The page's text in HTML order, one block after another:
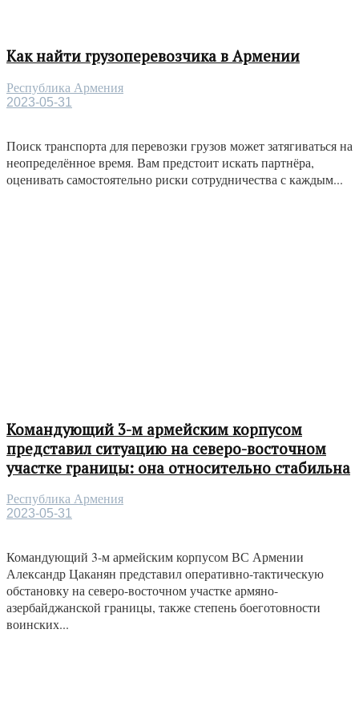
Как найти грузоперевозчика в Армении
Республика Армения
2023-05-31
Поиск транспорта для перевозки грузов может затягиваться на
неопределённое время. Вам предстоит искать партнёра,
оценивать самостоятельно риски сотрудничества с каждым...
Командующий 3-м армейским корпусом
представил ситуацию на северо-восточном
участке границы: она относительно стабильна
Республика Армения
2023-05-31
Командующий 3-м армейским корпусом ВС Армении
Александр Цаканян представил оперативно-тактическую
обстановку на северо-восточном участке армяно-
азербайджанской границы, также степень боеготовности
воинских...